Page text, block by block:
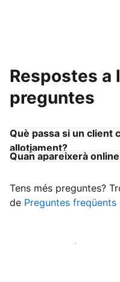
Respostes a
preguntes
Què passa si un client
allotjament?
Quan apareixerà
Tens més preguntes?
de Preguntes freqüents
Comença a rebre